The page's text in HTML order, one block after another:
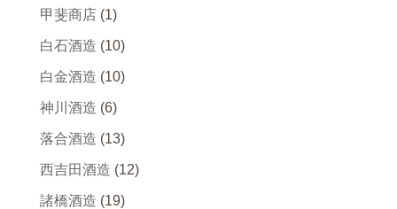
甲斐商店 (1)
白石酒造 (10)
白金酒造 (10)
神川酒造 (6)
落合酒造 (13)
西吉田酒造 (12)
諸橋酒造 (19)